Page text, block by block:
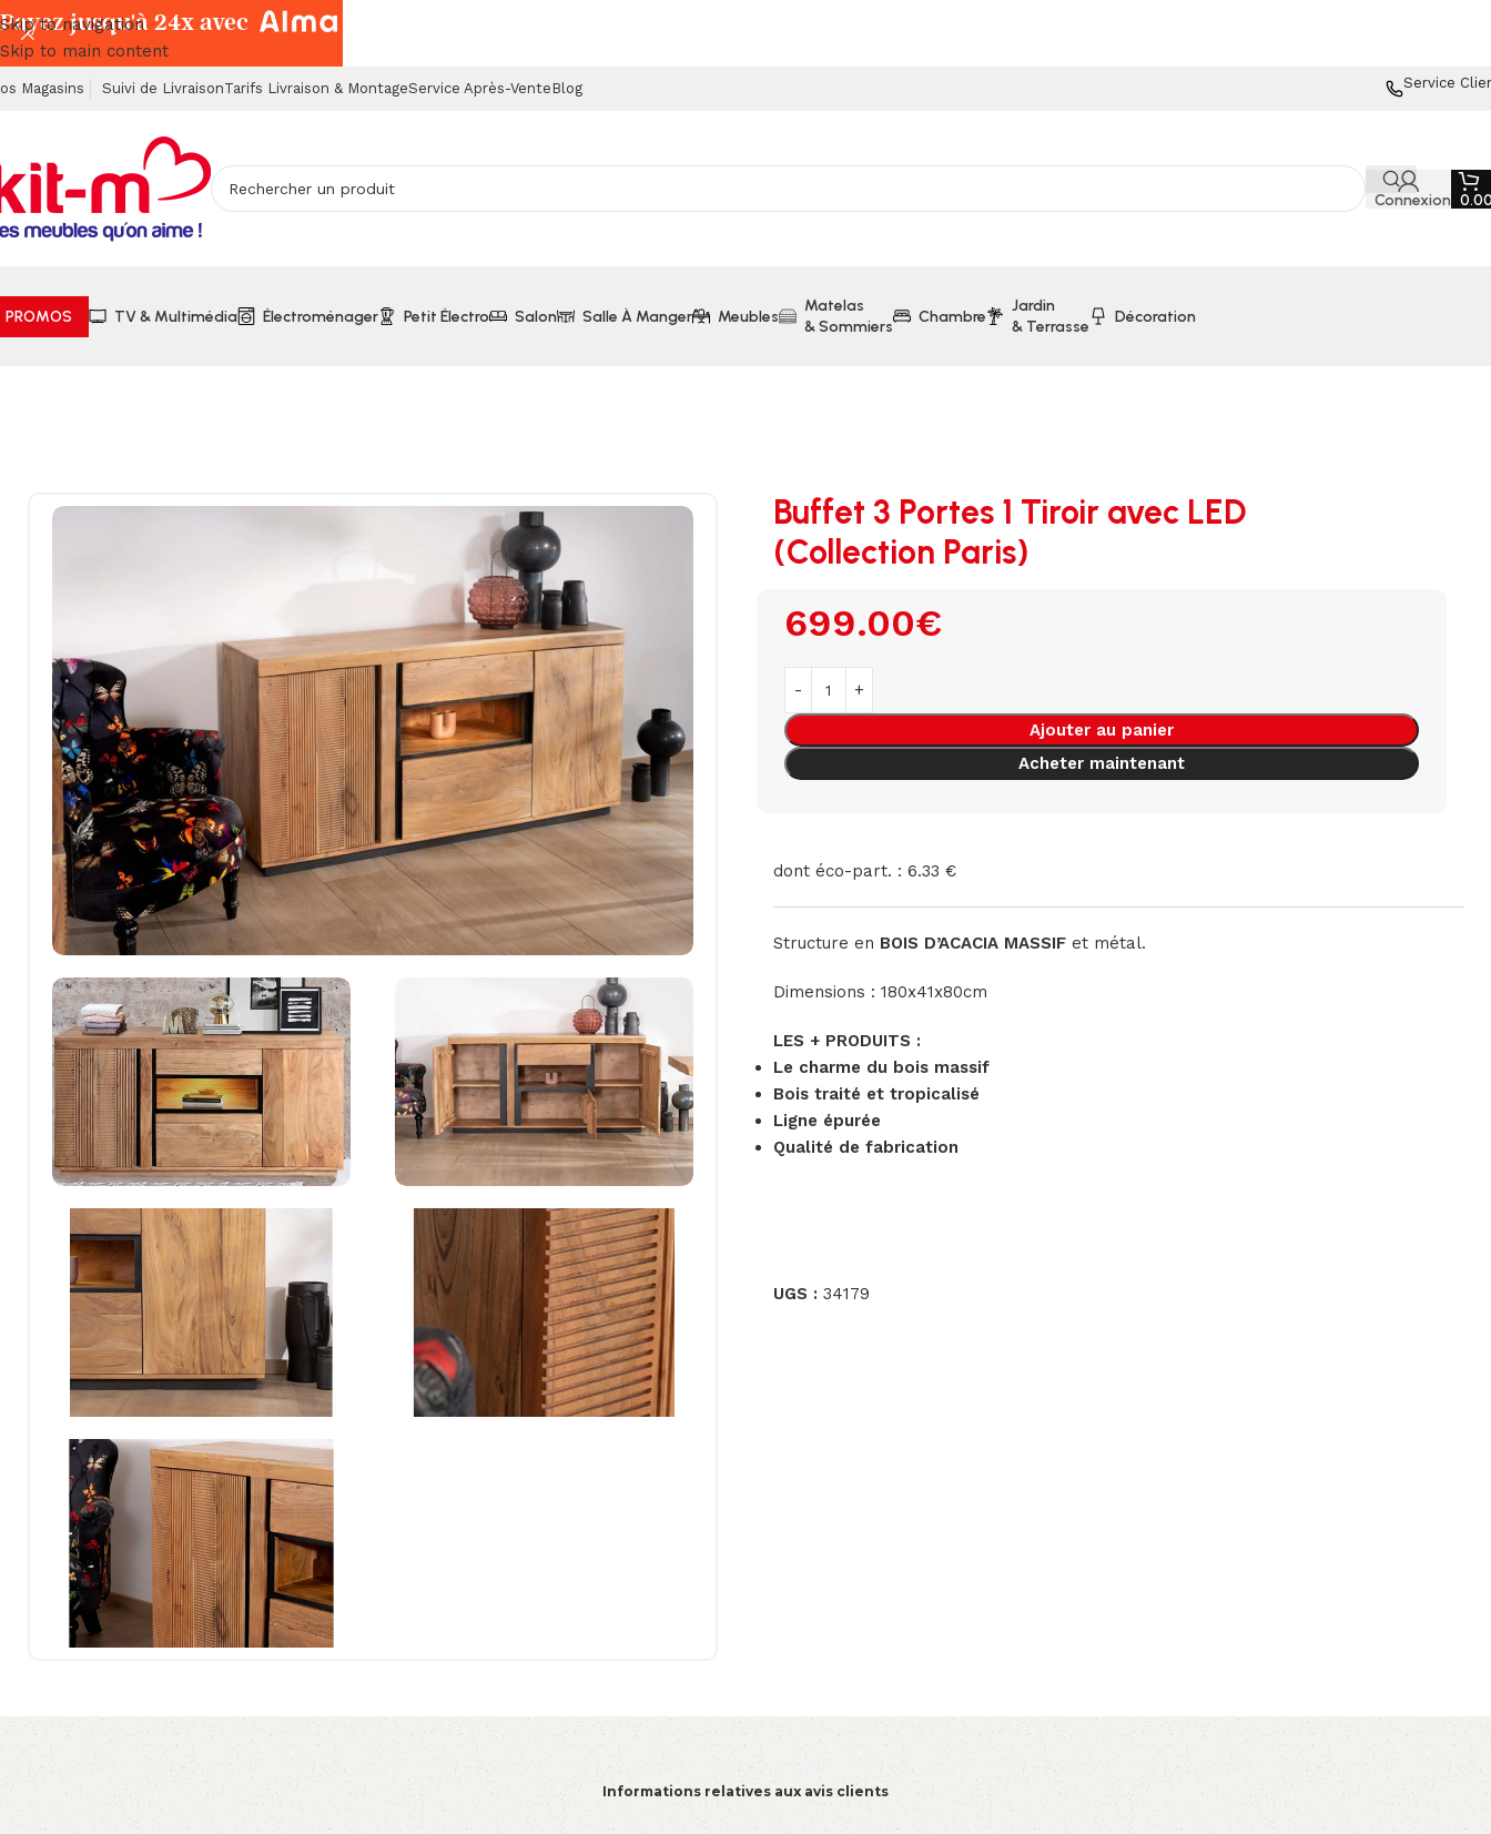
Skip to navigation
Skip to main content
Magasins Suivi de LivraisonTarifs Livraison & MontageService Après-Vente Blog Service
Connexion
PROMOS TV & Multimédia Électroménager Petit Électro Salon Salle À Manger Meubles
Matelas
& Sommiers
Chambre
Jardin
& Terrasse
Décoration
Buffet 3 Portes 1 Tiroir avec LED
(Collection Paris)
699.00€
Ajouter au panier
Acheter maintenant
dont éco-part. : 6.33 €
Structure en BOIS D’ACACIA MASSIFet métal.
Dimensions : 180x41x80cm
LES + PRODUITS :
Le charme du bois massif
Bois traité et tropicalisé
Ligne épurée
Qualité de fabrication
UGS : 34179
Informations relatives aux avis clients
Payez jusqu'à 24x avec